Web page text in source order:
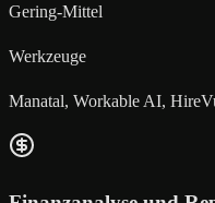
Gering-Mittel
Werkzeuge
Manatal, Workable AI,